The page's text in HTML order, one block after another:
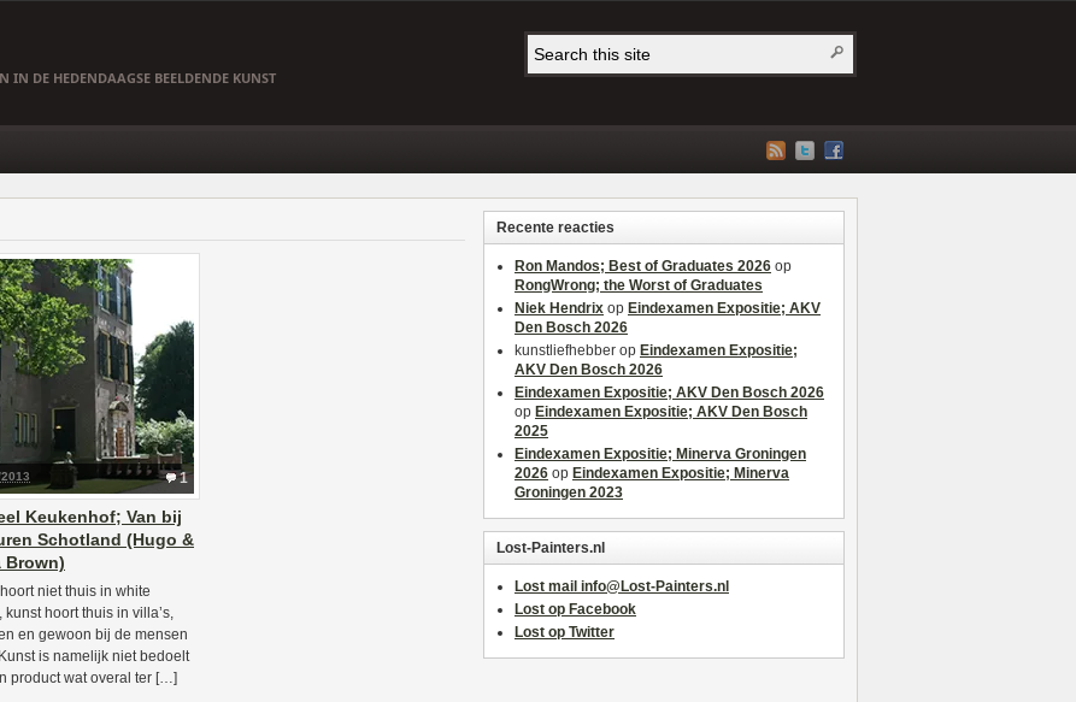
IN DE HEDENDAAGSE BEELDENDE KUNST
1
Keukenhof; Van bij
Schotland (Hugo &
Brown)
niet thuis in white
kunst hoort thuis in villa’s,
en gewoon bij de mensen
is namelijk niet bedoelt
product wat overal ter […]
Recente reacties
Ron Mandos; Best of Graduates 2026 op
RongWrong; the Worst of Graduates
Niek Hendrix op Eindexamen Expositie; AKV
Den Bosch 2026
kunstliefhebber op Eindexamen Expositie;
AKV Den Bosch 2026
Eindexamen Expositie; AKV Den Bosch 2026
op Eindexamen Expositie; AKV Den Bosch
2025
Eindexamen Expositie; Minerva Groningen
2026 op Eindexamen Expositie; Minerva
Groningen 2023
Lost-Painters.nl
Lost mail info@Lost-Painters.nl
Lost op Facebook
Lost op Twitter